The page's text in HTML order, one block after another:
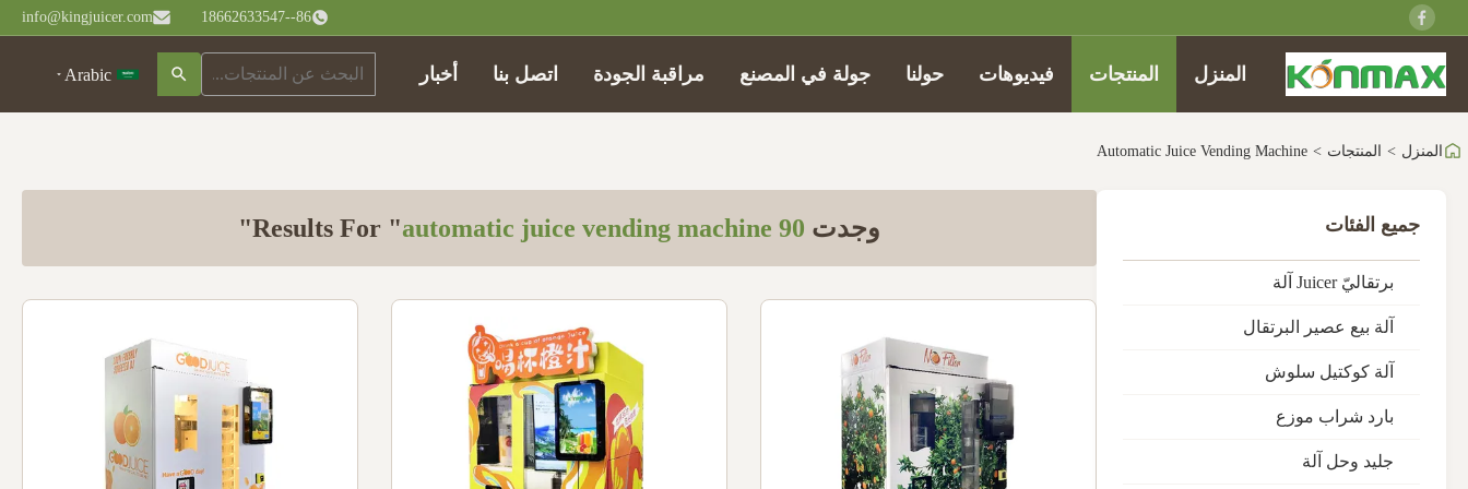
86--18662633547
info@kingjuicer.com
المنزل المنتجات فيديوهات حولنا جولة في المصنع مراقبة الجودة اتصل بنا أخبار Arabic
المنزل > المنتجات >
Automatic Juice Vending Machine
جميع الفئات
برتقاليّ Juicer آلة
آلة بيع عصير البرتقال
آلة كوكتيل سلوش
بارد شراب موزع
جليد وحل آلة
وجدت 90
automatic juice vending machine
"